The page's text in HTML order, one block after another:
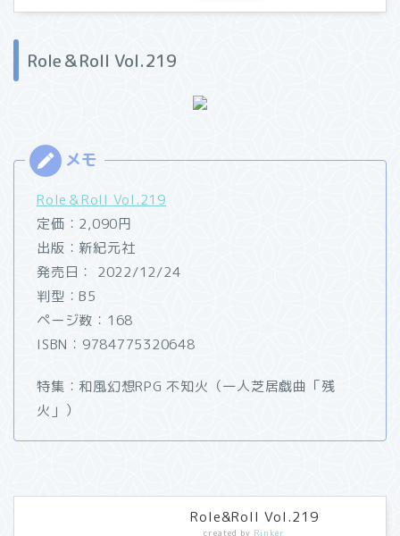
Role＆Roll Vol.219
Role＆Roll Vol.219
定価：2,090円
出版：新紀元社
発売日： 2022/12/24
判型：B5
ページ数：168
ISBN：9784775320648
特集：和風幻想RPG 不知火（一人芝居戯曲「残
火」）
Role&Roll Vol.219
created by Rinker